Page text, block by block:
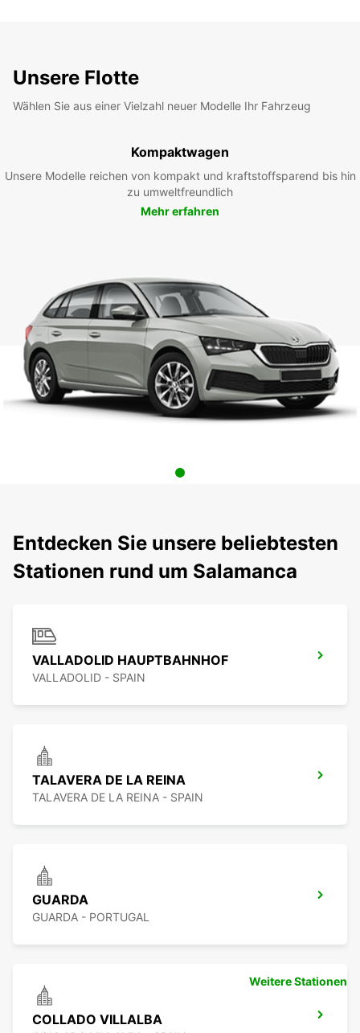
Unsere Flotte
Wählen Sie aus einer Vielzahl neuer Modelle Ihr Fahrzeug
Kompaktwagen
Unsere Modelle reichen von kompakt und kraftstoffsparend bis hin
zu umweltfreundlich
Mehr erfahren
Entdecken Sie unsere beliebtesten
Stationen rund um Salamanca
VALLADOLID HAUPTBAHNHOF
VALLADOLID - SPAIN
TALAVERA DE LA REINA
TALAVERA DE LA REINA - SPAIN
GUARDA
GUARDA - PORTUGAL
COLLADO VILLALBA
Weitere Stationen